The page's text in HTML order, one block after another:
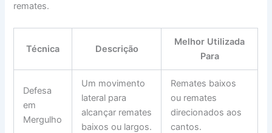
remates.
Técnica Descrição
Melhor Utilizada
Para
Defesa
em
Mergulho
Um movimento
lateral para
alcançar remates
baixos ou largos.
Remates baixos
ou remates
direcionados aos
cantos.